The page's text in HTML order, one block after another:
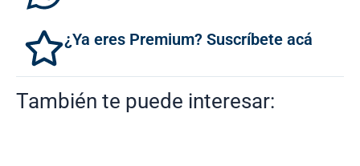
¿Ya eres Premium? Suscríbete acá
También te puede interesar: